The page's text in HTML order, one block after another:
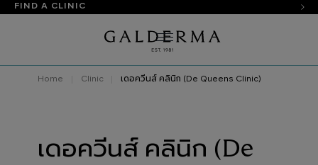
FIND A CLINIC
Home Clinic เดอควีนส์ คลินิก (De Queens Clinic)
เดอควีนส์ คลินิก (De